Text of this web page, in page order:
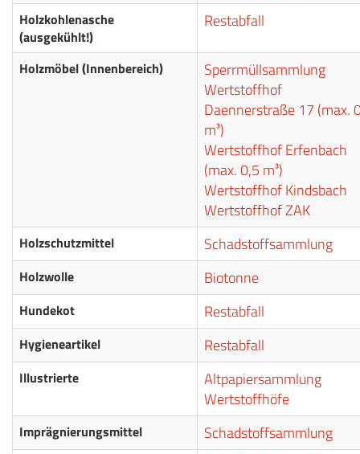
Holzkohlenasche
(ausgekühlt!)
Restabfall
Holzmöbel (Innenbereich)
Sperrmüllsammlung
Wertstoffhof
Daennerstraße 17 (max.
m³)
Wertstoffhof Erfenbach
(max. 0,5 m³)
Wertstoffhof Kindsbach
Wertstoffhof ZAK
Holzschutzmittel Schadstoffsammlung
Holzwolle Biotonne
Hundekot Restabfall
Hygieneartikel Restabfall
Illustrierte
Altpapiersammlung
Wertstoffhöfe
Imprägnierungsmittel Schadstoffsammlung